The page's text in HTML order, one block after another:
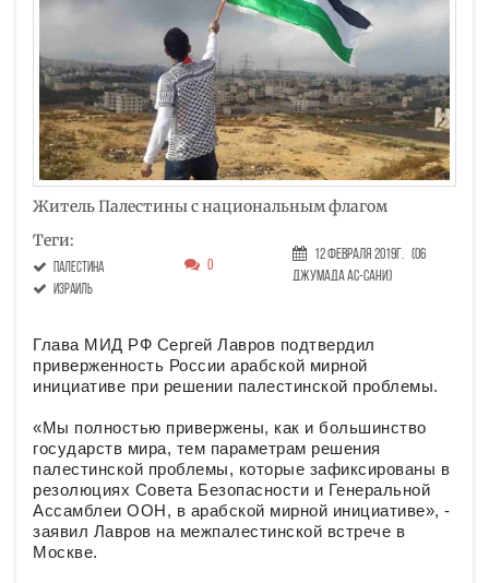
Житель Палестины с национальным флагом
Теги:
Палестина
Израиль
0
12 Февраля 2019г. (06
Джумада ас-сани)
Глава МИД РФ Сергей Лавров подтвердил
приверженность России арабской мирной
инициативе при решении палестинской проблемы.
«Мы полностью привержены, как и большинство
государств мира, тем параметрам решения
палестинской проблемы, которые зафиксированы в
резолюциях Совета Безопасности и Генеральной
Ассамблеи ООН, в арабской мирной инициативе», -
заявил Лавров на межпалестинской встрече в
Москве.